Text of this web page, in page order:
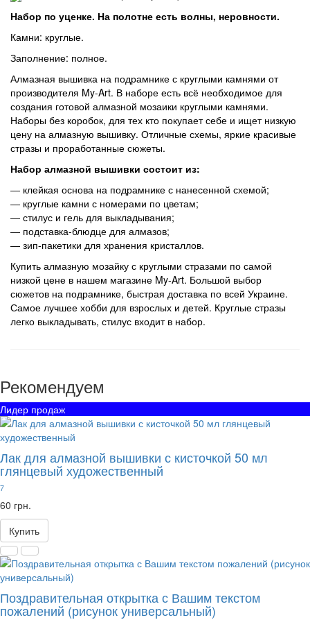
Набор по уценке. На полотне есть волны, неровности.
Камни: круглые.
Заполнение: полное.
Алмазная вышивка на подрамнике с круглыми камнями от
производителя My-Art. В наборе есть всё необходимое для
создания готовой алмазной мозаики круглыми камнями.
Наборы без коробок, для тех кто покупает себе и ищет низкую
цену на алмазную вышивку. Отличные схемы, яркие красивые
стразы и проработанные сюжеты.
Набор алмазной вышивки состоит из:
― клейкая основа на подрамнике с нанесенной схемой;
― круглые камни с номерами по цветам;
― стилус и гель для выкладывания;
― подставка-блюдце для алмазов;
― зип-пакетики для хранения кристаллов.
Купить алмазную мозайку с круглыми стразами по самой
низкой цене в нашем магазине My-Art. Большой выбор
сюжетов на подрамнике, быстрая доставка по всей Украине.
Самое лучшее хобби для взрослых и детей. Круглые стразы
легко выкладывать, стилус входит в набор.
Рекомендуем
Лидер продаж
Лак для алмазной вышивки с кисточкой 50 мл
глянцевый художественный
7
60 грн.
Купить
Поздравительная открытка с Вашим текстом
пожалений (рисунок универсальный)